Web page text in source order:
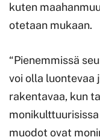
kuten
otetaan mukaan.
“Pienemmissä
voi olla
rakentavaa, kun
muodot ovat